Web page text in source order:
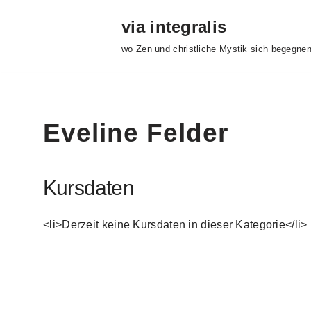
via integralis
wo Zen und christliche Mystik sich begegnen
Eveline Felder
Kursdaten
<li>Derzeit keine Kursdaten in dieser Kategorie</li>